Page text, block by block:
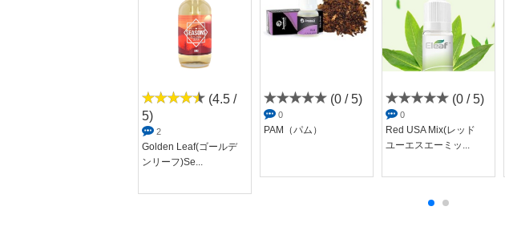
(4.5 /
5)
2
Golden Leaf(ゴールデ
ンリーフ)Se...
(0 / 5)
0
PAM（パム）
(0 / 5)
0
Red USA Mix(レッド
ユーエスエーミッ...